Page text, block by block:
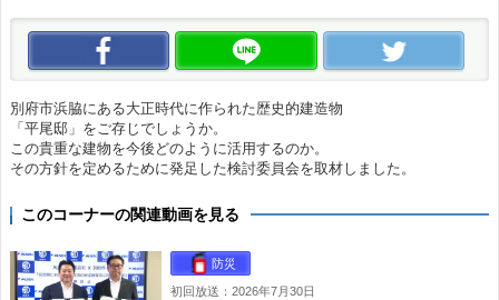
この動画をいいね！ この動画をLINEで送る
別府市浜脇にある大正時代に作られた歴史的建造物
「平尾邸」をご存じでしょうか。
この貴重な建物を今後どのように活用するのか。
その方針を定めるために発足した検討委員会を取材しました。
このコーナーの関連動画を見る
防災
初回放送：2026年7月30日